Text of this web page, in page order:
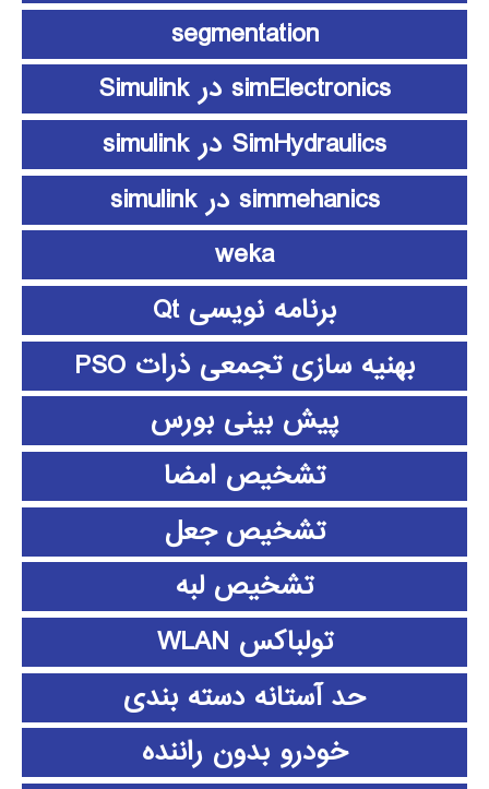
segmentation
simElectronics در Simulink
SimHydraulics در simulink
simmehanics در simulink
weka
برنامه نویسی Qt
بهنیه سازی تجمعی ذرات PSO
پیش بینی بورس
تشخیص امضا
تشخیص جعل
تشخیص لبه
تولباکس WLAN
حد آستانه دسته بندی
خودرو بدون راننده